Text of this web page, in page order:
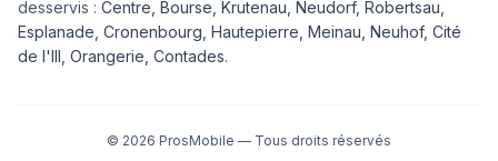
desservis : Centre, Bourse, Krutenau, Neudorf, Robertsau,
Esplanade, Cronenbourg, Hautepierre, Meinau, Neuhof, Cité
de l'Ill, Orangerie, Contades.
© 2026 ProsMobile — Tous droits réservés